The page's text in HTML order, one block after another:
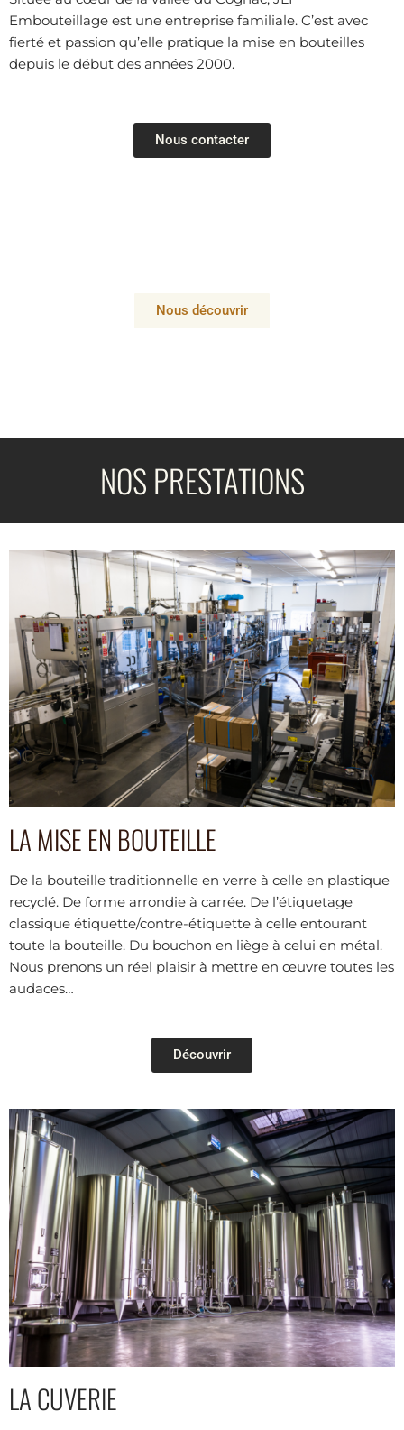
Embouteillage est une entreprise familiale. C’est avec
fierté et passion qu’elle pratique la mise en bouteilles
depuis le début des années 2000.
Nous contacter
Nous découvrir
NOS PRESTATIONS
LA MISE EN BOUTEILLE
De la bouteille traditionnelle en verre à celle en plastique
recyclé. De forme arrondie à carrée. De l’étiquetage
classique étiquette/contre-étiquette à celle entourant
toute la bouteille. Du bouchon en liège à celui en métal.
Nous prenons un réel plaisir à mettre en œuvre toutes les
audaces…
Découvrir
LA CUVERIE